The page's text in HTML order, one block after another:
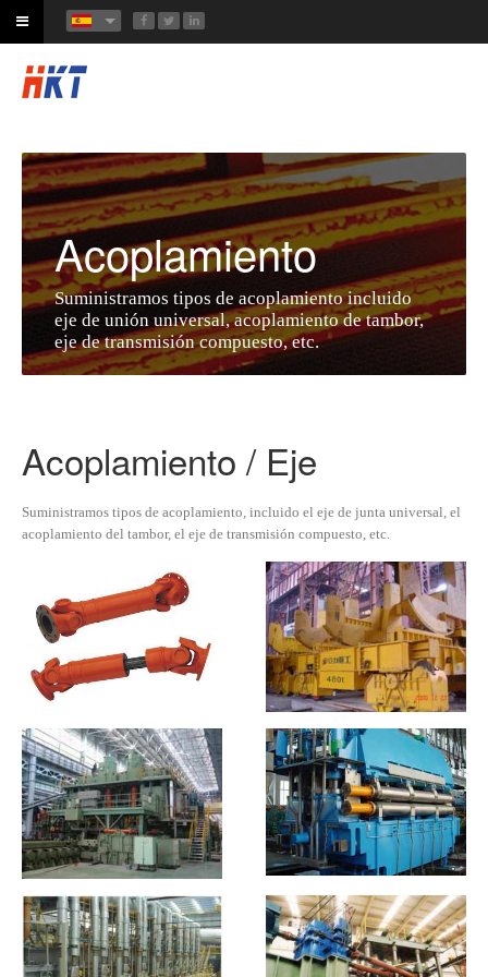
Acoplamiento
Suministramos tipos de acoplamiento incluido
eje de unión universal, acoplamiento de tambor,
eje de transmisión compuesto, etc.
Acoplamiento / Eje
Suministramos tipos de acoplamiento, incluido el eje de junta universal, el
acoplamiento del tambor, el eje de transmisión compuesto, etc.